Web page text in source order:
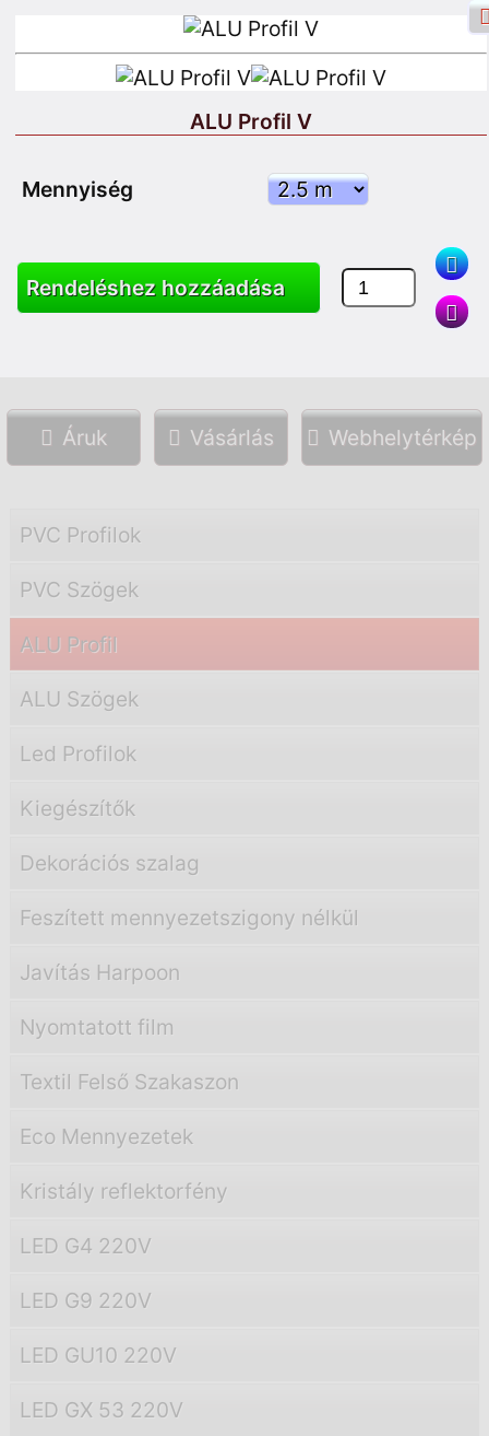
Keresés
Áruk Vásárlás Webhelytérkép
PVC Profilok
PVC Szögek
ALU Profil
ALU Szögek
Led Profilok
Kiegészítők
Dekorációs szalag
Feszített mennyezetszigony nélkül
Javítás Harpoon
Nyomtatott film
Textil Felső Szakaszon
Eco Mennyezetek
Kristály reflektorfény
LED G4 220V
LED G9 220V
LED GU10 220V
LED GX 53 220V
ALU Profil V
Mennyiség
Rendeléshez hozzáadása